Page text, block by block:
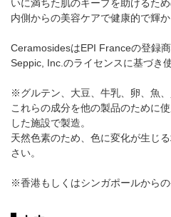
いに満ちた肌のキープを助けるた
内側からの美容ケアで健康的で輝
CeramosidesはEPI Franceの登録商
Seppic, Inc.のライセンスに基づき
※グルテン、大豆、牛乳、卵、魚、
これらの成分を他の製品のために
した施設で製造。
天然色素のため、色に変化が生じ
さい。
※香港もしくはシンガポールからの